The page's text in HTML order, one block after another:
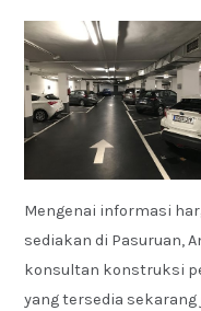
Mengenai informasi
sediakan di Pasuruan,
konsultan konstruksi
yang tersedia sekarang